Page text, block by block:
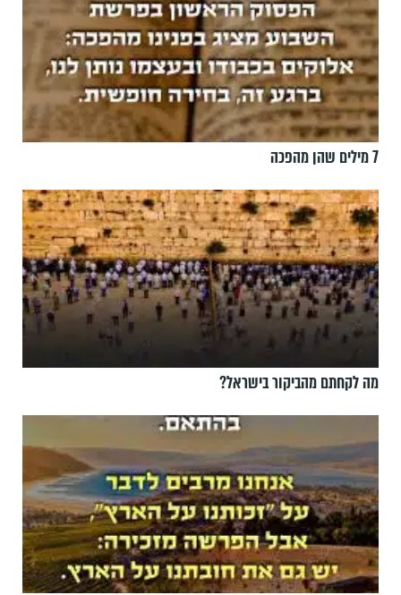
7 מילים שהן מהפכה
מה לקחתם מהביקור בישראל?